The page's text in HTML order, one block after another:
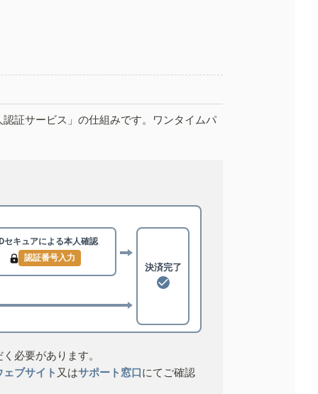
証サービス」の仕組みです。ワンタイムパ
セキュアによる本人確認
認証番号入力
決済完了
必要があります。
ブサイト 又はサポート窓口にてご確認